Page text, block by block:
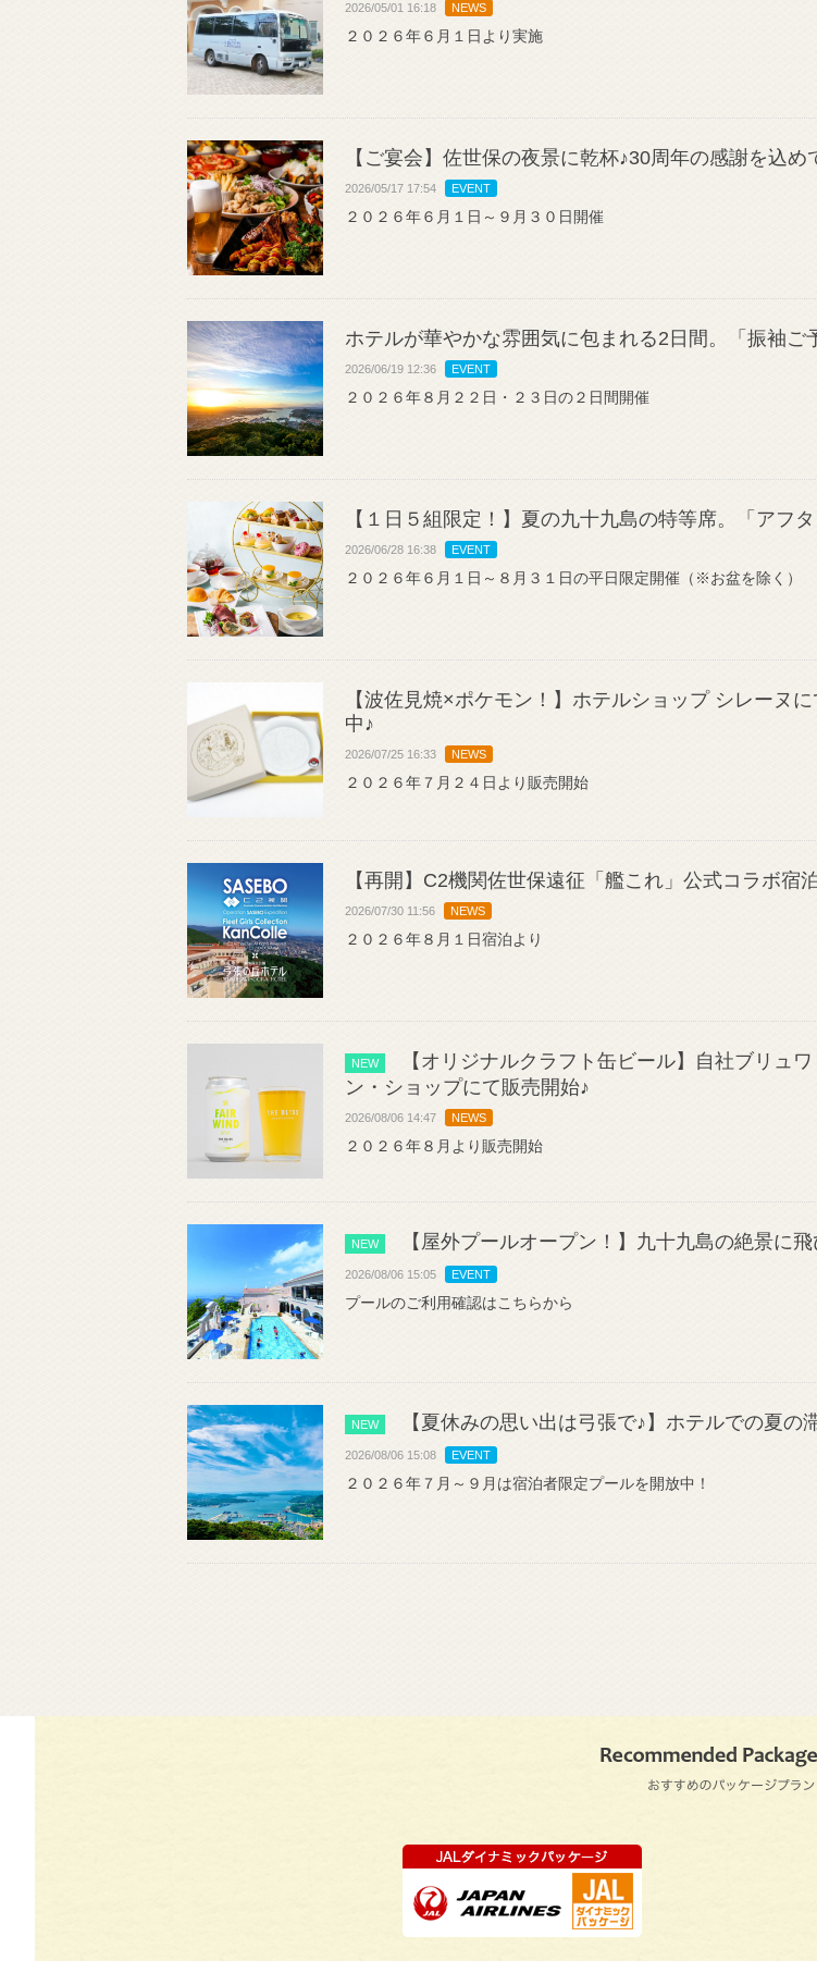
2026/05/01 16:18 NEWS
２０２６年６月１日より実施
【ご宴会】佐世保の夜景に乾杯♪30周年の感謝を込
2026/05/17 17:54 EVENT
２０２６年６月１日～９月３０日開催
ホテルが華やかな雰囲気に包まれる2日間。「振袖ご
2026/06/19 12:36 EVENT
２０２６年８月２２日・２３日の２日間開催
【１日５組限定！】夏の九十九島の特等席。「アフ
2026/06/28 16:38 EVENT
２０２６年６月１日～８月３１日の平日限定開催（※お盆を除く）
【波佐見焼×ポケモン！】ホテルショップ シレーヌ
中♪
2026/07/25 16:33 NEWS
２０２６年７月２４日より販売開始
【再開】C2機関佐世保遠征「艦これ」公式コラボ宿
2026/07/30 11:56 NEWS
２０２６年８月１日宿泊より
NEW
【オリジナルクラフト缶ビール】自社ブリュ
ン・ショップにて販売開始♪
2026/08/06 14:47 NEWS
２０２６年８月より販売開始
NEW 【屋外プールオープン！】九十九島の絶景に
2026/08/06 15:05 EVENT
プールのご利用確認はこちらから
NEW 【夏休みの思い出は弓張で♪】ホテルでの夏の
2026/08/06 15:08 EVENT
２０２６年７月～９月は宿泊者限定プールを開放中！